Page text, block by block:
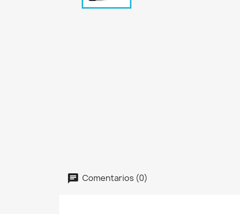
Comentarios (0)